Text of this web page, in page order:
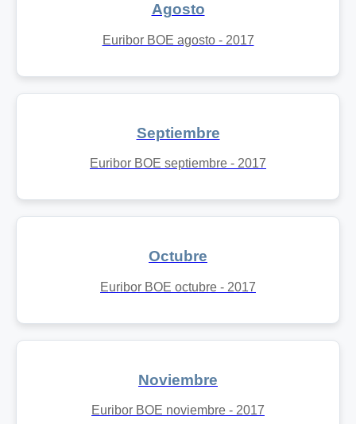
Agosto
Euribor BOE agosto - 2017
Septiembre
Euribor BOE septiembre - 2017
Octubre
Euribor BOE octubre - 2017
Noviembre
Euribor BOE noviembre - 2017